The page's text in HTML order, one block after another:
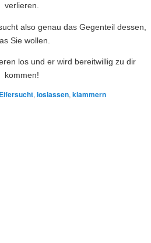
verlieren.
also genau das Gegenteil dessen,
Sie wollen.
los und er wird bereitwillig zu dir
kommen!
Eifersucht,loslassen,klammern